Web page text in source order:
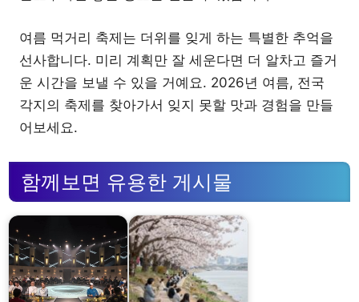
여름 먹거리 축제는 더위를 잊게 하는 특별한 추억을
선사합니다. 미리 계획만 잘 세운다면 더 알차고 즐거
운 시간을 보낼 수 있을 거예요. 2026년 여름, 전국
각지의 축제를 찾아가서 잊지 못할 맛과 경험을 만들
어보세요.
함께보면 유용한 게시물